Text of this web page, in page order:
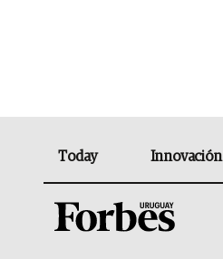
Today Innovación